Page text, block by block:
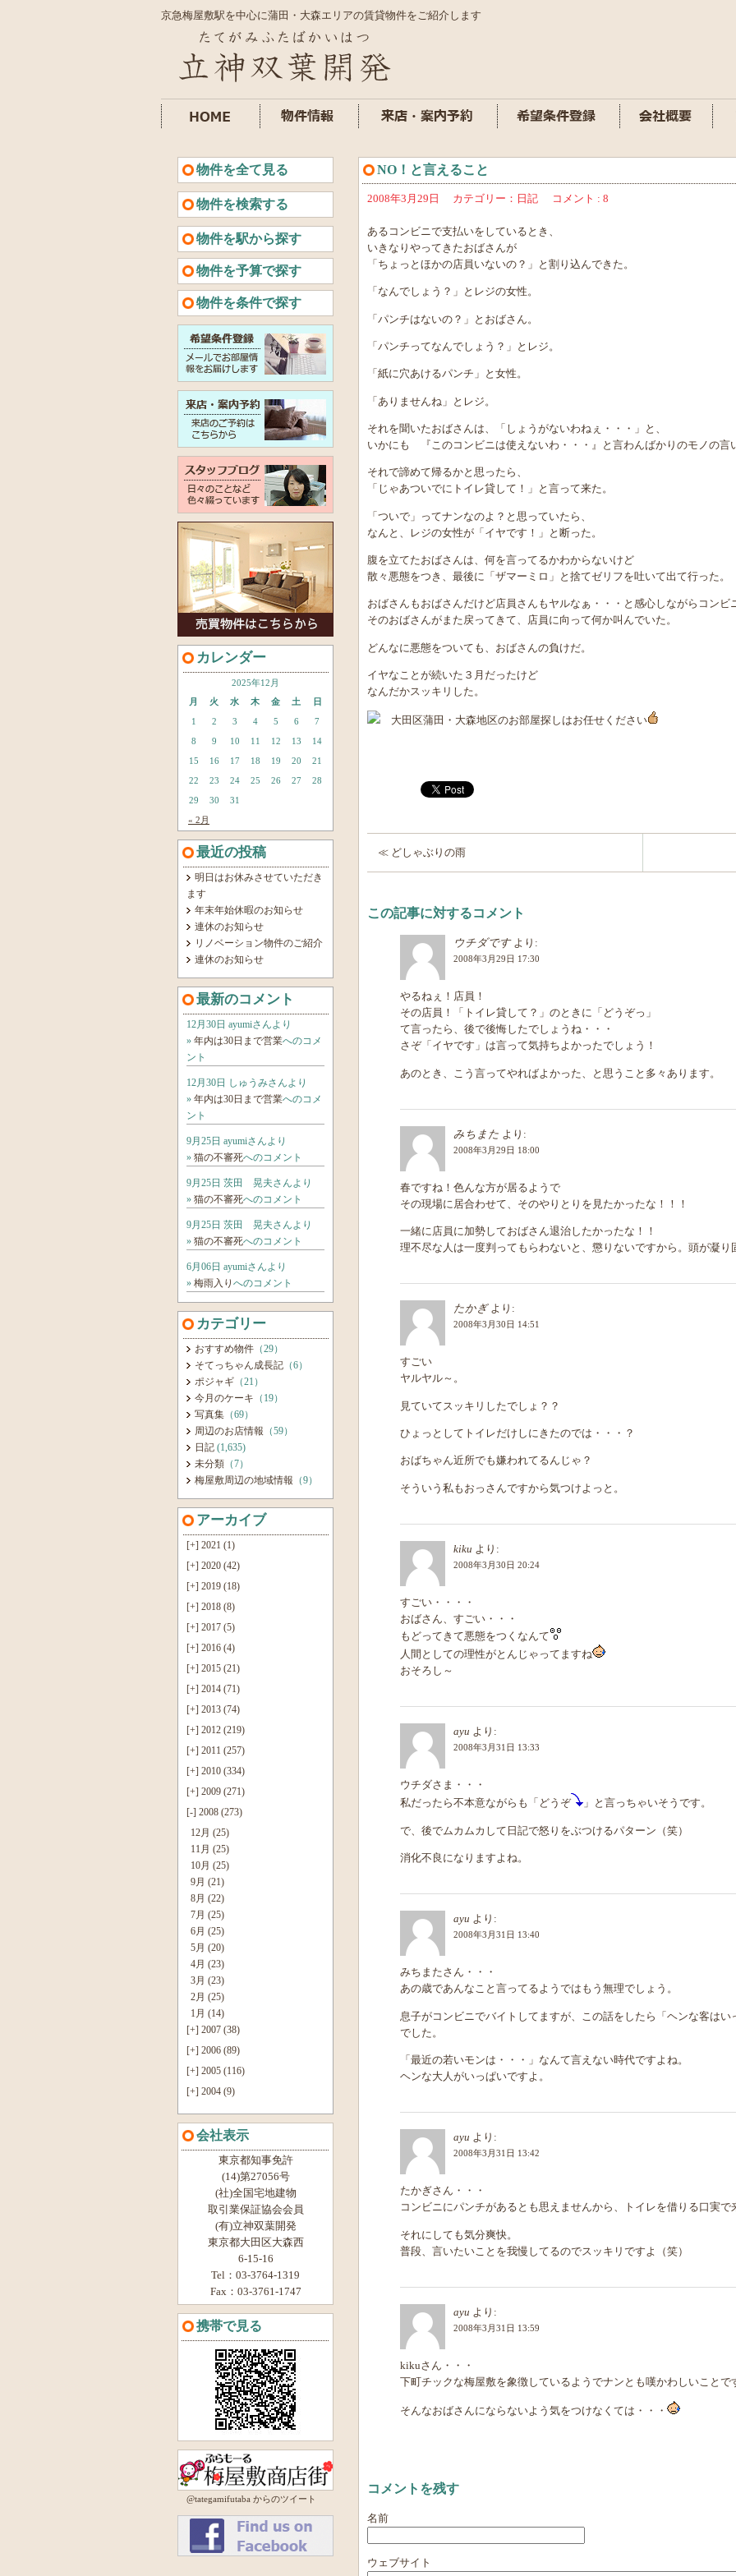
京急梅屋敷駅を中心に蒲田・大森エリアの賃貸物件をご紹介します
物件を全て見る
物件を検索する
物件を駅から探す
物件を予算で探す
物件を条件で探す
カレンダー
2025年12月
月
火 水 木 金 土 日
« 2月
1 2 3 4 5 6
7
8
9 10 11 12 13
14
15
16 17 18 19 20
21
22
23 24 25 26 27
28
29
30 31
最近の投稿
明日はお休みさせていただき
ます
年末年始休暇のお知らせ
連休のお知らせ
リノベーション物件のご紹介
連休のお知らせ
最新のコメント
12月30日 ayumiさんより
» 年内は30日まで営業へのコメ
ント
12月30日 しゅうみさんより
» 年内は30日まで営業へのコメ
ント
9月25日 ayumiさんより
» 猫の不審死へのコメント
9月25日 茨田 晃夫さんより
» 猫の不審死へのコメント
9月25日 茨田 晃夫さんより
» 猫の不審死へのコメント
6月06日 ayumiさんより
» 梅雨入り へのコメント
カテゴリー
おすすめ物件 （29）
そてっちゃん成長記 （6）
ポジャギ （21）
今月のケーキ （19）
写真集 （69）
周辺のお店情報 （59）
日記 (1,635)
未分類 （7）
梅屋敷周辺の地域情報 （9）
アーカイブ
[+] 2021 (1)
[+] 2020 (42)
[+] 2019 (18)
[+] 2018 (8)
[+] 2017 (5)
[+] 2016 (4)
[+] 2015 (21)
[+] 2014 (71)
[+] 2013 (74)
[+] 2012 (219)
[+] 2011 (257)
[+] 2010 (334)
[+] 2009 (271)
[-] 2008 (273)
12月 (25)
11月 (25)
10月 (25)
9月 (21)
8月 (22)
7月 (25)
6月 (25)
5月 (20)
4月 (23)
3月 (23)
2月 (25)
1月 (14)
[+] 2007 (38)
[+] 2006 (89)
[+] 2005 (116)
[+] 2004 (9)
会社表示
東京都知事免許
(14)第27056号
(社)全国宅地建物
取引業保証協会会員
(有)立神双葉開発
東京都大田区大森西
6-15-16
Tel：03-3764-1319
Fax：03-3761-1747
携帯で見る
@tategamifutaba からのツイート
NO！と言えること
2008年3月29日 カテゴリー： 日記 コメント : 8
あるコンビニで支払いをしているとき、
いきなりやってきたおばさんが
「ちょっとほかの店員いないの？」と割り込んできた。
「なんでしょう？」とレジの女性。
「パンチはないの？」とおばさん。
「パンチってなんでしょう？」とレジ。
「紙に穴あけるパンチ」と女性。
「ありませんね」とレジ。
それを聞いたおばさんは、「しょうがないわねぇ・・・」と、
いかにも 『このコンビニは使えないわ・・・』と言わんばかりのモノの言
それで諦めて帰るかと思ったら、
「じゃあついでにトイレ貸して！」と言って来た。
「ついで」ってナンなのよ？と思っていたら、
なんと、レジの女性が「イヤです！」と断った。
腹を立てたおばさんは、何を言ってるかわからないけど
散々悪態をつき、最後に「ザマーミロ」と捨てゼリフを吐いて出て行った。
おばさんもおばさんだけど店員さんもヤルなぁ・・・と感心しながらコンビ
そのおばさんがまた戻ってきて、店員に向って何か叫んでいた。
どんなに悪態をついても、おばさんの負けだ。
イヤなことが続いた３月だったけど
なんだかスッキリした。
大田区蒲田・大森地区のお部屋探しはお任せください
≪ どしゃぶりの雨
この記事に対するコメント
ウチダです より:
2008年3月29日 17:30
やるねぇ！店員！
その店員！「トイレ貸して？」のときに「どうぞっ」
て言ったら、後で後悔したでしょうね・・・
さぞ「イヤです」は言って気持ちよかったでしょう！
あのとき、こう言ってやればよかった、と思うこと多々あります。
みちまた より:
2008年3月29日 18:00
春ですね！色んな方が居るようで
その現場に居合わせて、そのやりとりを見たかったな！！！
一緒に店員に加勢しておばさん退治したかったな！！
理不尽な人は一度判ってもらわないと、懲りないですから。頭が凝り
たかぎ より:
2008年3月30日 14:51
すごい
ヤルヤル～。
見ていてスッキリしたでしょ？？
ひょっとしてトイレだけしにきたのでは・・・？
おばちゃん近所でも嫌われてるんじゃ？
そういう私もおっさんですから気つけよっと。
kiku より:
2008年3月30日 20:24
すごい・・・・
おばさん、すごい・・・
もどってきて悪態をつくなんて
人間としての理性がとんじゃってますね
おそろし～
ayu より:
2008年3月31日 13:33
ウチダさま・・・
私だったら不本意ながらも「どうぞ
」と言っちゃいそうです。
で、後でムカムカして日記で怒りをぶつけるパターン（笑）
消化不良になりますよね。
ayu より:
2008年3月31日 13:40
みちまたさん・・・
あの歳であんなこと言ってるようではもう無理でしょう。
息子がコンビニでバイトしてますが、この話をしたら「ヘンな客は
でした。
「最近の若いモンは・・・」なんて言えない時代ですよね。
ヘンな大人がいっぱいですよ。
ayu より:
2008年3月31日 13:42
たかぎさん・・・
コンビニにパンチがあるとも思えませんから、トイレを借りる口実で
それにしても気分爽快。
普段、言いたいことを我慢してるのでスッキリですよ（笑）
ayu より:
2008年3月31日 13:59
kikuさん・・・
下町チックな梅屋敷を象徴しているようでナンとも嘆かわしいことで
そんなおばさんにならないよう気をつけなくては・・・
コメントを残す
名前
ウェブサイト